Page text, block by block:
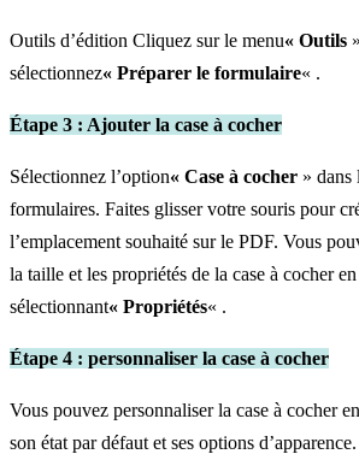
Outils d’édition Cliquez sur le menu« Outils
sélectionnez« Préparer le formulaire« .
Étape 3 : Ajouter la case à cocher
Sélectionnez l’option« Case à cocher » dans
formulaires. Faites glisser votre souris pour
l’emplacement souhaité sur le PDF. Vous
la taille et les propriétés de la case à cocher
sélectionnant« Propriétés« .
Étape 4 : personnaliser la case à cocher
Vous pouvez personnaliser la case à cocher
son état par défaut et ses options